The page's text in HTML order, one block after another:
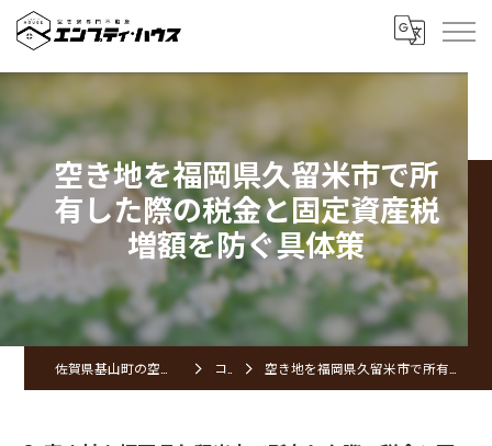
空き地を福岡県久留米市で所
有した際の税金と固定資産税
増額を防ぐ具体策
コラム 空き地を福岡県久留米市で所有した際の税金と固定資産税増額を防ぐ具体策